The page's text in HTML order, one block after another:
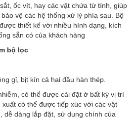
ốc vít, hay các vật chứa từ tính, giúp
vệ các hệ thống xử lý phía sau. Bộ
thiết kế với nhiều hình dạng, kích
sẵn có của khách hàng
bộ lọc
gỉ, bịt kín cả hai đầu hàn thép.
có thể được cài đặt ở bất kỳ vị trí
xuất có thể được tiếp xúc với các vật
dễ dàng lắp đặt, sử dụng chính của